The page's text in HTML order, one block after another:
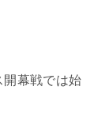
開幕戦では始